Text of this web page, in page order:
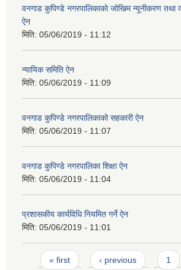
वनगाड कुपिण्डे नगरपालिकाको जोखिम न्यूनीकरण तथा
ऐन
मिति: 05/06/2019 - 11:12
न्यायिक समिति ऐन
मिति: 05/06/2019 - 11:09
वनगाड कुपिण्डे नगरपालिकाको सहकारी ऐन
मिति: 05/06/2019 - 11:07
वनगाड कुपिण्डे नगरपालिका शिक्षा ऐन
मिति: 05/06/2019 - 11:04
प्रशासकीय कार्यविधि नियमित गर्ने ऐन
मिति: 05/06/2019 - 11:01
Pages
« first ‹ previous 1